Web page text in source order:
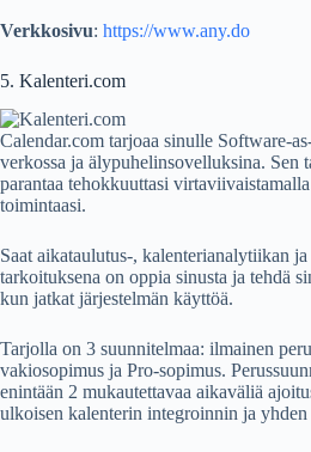
Verkkosivu: https://www.any.do
5. Kalenteri.com
Calendar.com tarjoaa sinulle Software-
verkossa ja älypuhelinsovelluksina. Sen
parantaa tehokkuuttasi
toimintaasi.
Saat aikataulutus-, kalenterianalytiikan
tarkoituksena on oppia sinusta ja tehdä
kun jatkat järjestelmän käyttöä.
Tarjolla on 3 suunnitelmaa: ilmainen
vakiosopimus ja Pro-sopimus.
enintään 2 mukautettavaa aikaväliä
ulkoisen kalenterin integroinnin ja